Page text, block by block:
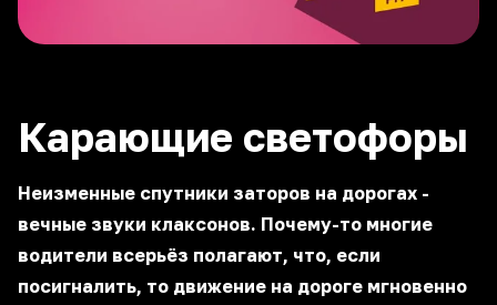
Карающие светофоры
Неизменные спутники заторов на дорогах -
вечные звуки клаксонов. Почему-то многие
водители всерьёз полагают, что, если
посигналить, то движение на дороге мгновенно